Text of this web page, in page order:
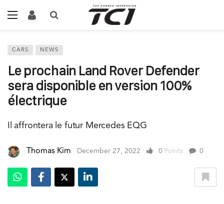
CARS NEWS
Le prochain Land Rover Defender
sera disponible en version 100%
électrique
Il affrontera le futur Mercedes EQG
Thomas Kim December 27, 2022 0 Points 0